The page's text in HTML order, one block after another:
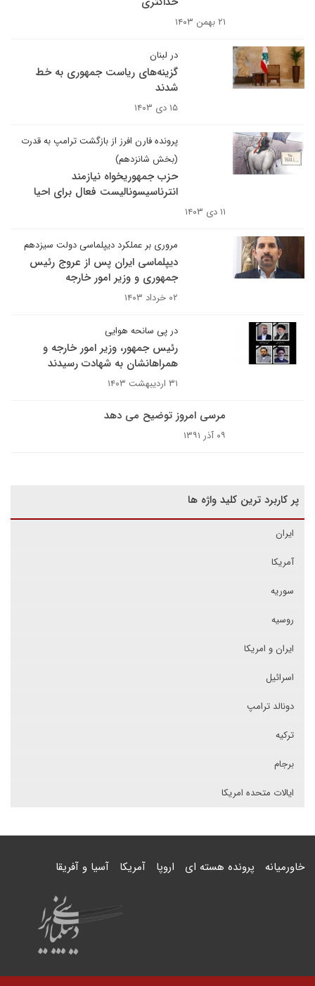
۲۱ بهمن ۱۴۰۳
در لبنان
گزینه‌های ریاست جمهوری به خط
شدند
۱۵ دی ۱۴۰۳
پرونده فارن افرز از بازگشت ترامپ به قدرت
(بخش شانزدهم)
حزب جمهوریخواه نیازمند
انترناسیسونالیست فعال برای احیا
۱۱ دی ۱۴۰۳
مروری بر عملکرد دیپلماسی دولت سیزدهم
دیپلماسی ایران پس از عروج رئیس
جمهوری و وزیر امور خارجه
۰۲ خرداد ۱۴۰۳
در پی سانحه هوایی
رئیس جمهور، وزیر امور خارجه و
همراهانشان به شهادت رسیدند
۳۱ اردیبهشت ۱۴۰۳
مرسی امروز توضیح می دهد
۰۹ آذر ۱۳۹۱
پر کاربرد ترین کلید واژه ها
ایران
آمریکا
سوریه
روسیه
ایران و امریکا
اسرائیل
دونالد ترامپ
ترکیه
برجام
ایالات متحده امریکا
خاورمیانه پرونده هسته ای اروپا آمریکا آسیا و آفریقا